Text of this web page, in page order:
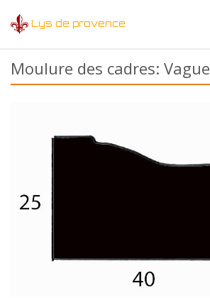
Lys de provence
Moulure des cadres: Vague